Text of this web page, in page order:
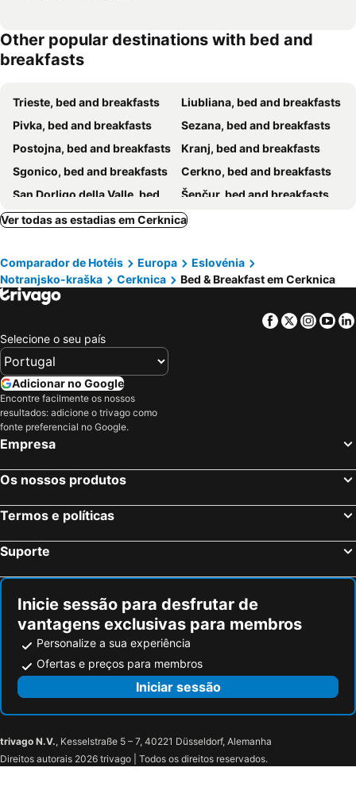
Other popular destinations with bed and
breakfasts
Trieste, bed and breakfasts
Liubliana, bed and breakfasts
Pivka, bed and breakfasts
Sezana, bed and breakfasts
Postojna, bed and breakfasts
Kranj, bed and breakfasts
Sgonico, bed and breakfasts
Cerkno, bed and breakfasts
San Dorligo della Valle, bed and breakfasts
Šenčur, bed and breakfasts
Škofja Loka, bed and breakfasts
Ilirska Bistrica, bed and breakfasts
Komenda, bed and breakfasts Divača, bed and breakfasts
Ajdovščina, bed and breakfasts
Litija, bed and breakfasts
Trzin, bed and breakfasts
Komen, bed and breakfasts
Vipava, bed and breakfasts
Grosuplje, bed and breakfasts
Branik, bed and breakfasts
Logatec, bed and breakfasts
Ver todas as estadias em Cerknica
Comparador de Hotéis Europa
Eslovénia
Notranjsko-kraška
Cerknica Bed & Breakfast em Cerknica
Facebook
Twitter
Selecione o seu país
Adicionar no Google
Encontre facilmente os nossos
resultados: adicione o trivago como
fonte preferencial no Google.
Empresa
Os nossos produtos
Termos e políticas
Suporte
Inicie sessão para desfrutar de
vantagens exclusivas para membros
Personalize a sua experiência
Ofertas e preços para membros
Iniciar sessão
trivago N.V., Kesselstraße 5 – 7, 40221 Düsseldorf, Alemanha
Direitos autorais 2026 trivago | Todos os direitos reservados.